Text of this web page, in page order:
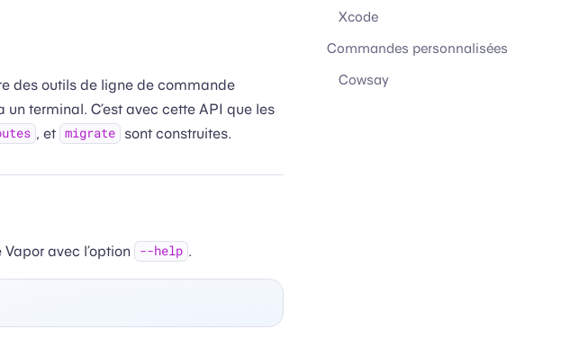
des outils de ligne de commande
terminal. C’est avec cette API que les
, et migrate sont construites.
avec l’option --help .
Xcode
Commandes personnalisées
Cowsay